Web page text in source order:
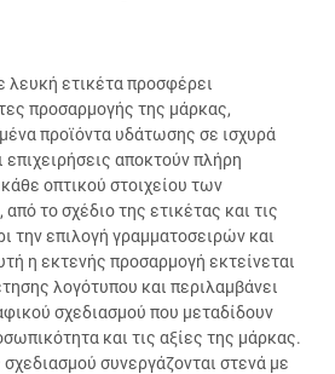
ετικέτα προσφέρει
προσαρμογής της μάρκας,
προϊόντα υδάτωσης σε ισχυρά
επιχειρήσεις αποκτούν πλήρη
οπτικού στοιχείου των
το σχέδιο της ετικέτας και τις
την επιλογή γραμματοσειρών και
η εκτενής προσαρμογή εκτείνεται
λογότυπου και περιλαμβάνει
σχεδιασμού που μεταδίδουν
και τις αξίες της μάρκας.
συνεργάζονται στενά με